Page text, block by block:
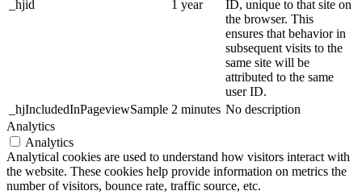
_hjid 1 year
ID, unique to that site on
the browser. This
ensures that behavior in
subsequent visits to the
same site will be
attributed to the same
user ID.
_hjIncludedInPageviewSample 2 minutes No description
Analytics
Analytics
Analytical cookies are used to understand how visitors interact with
the website. These cookies help provide information on metrics the
number of visitors, bounce rate, traffic source, etc.